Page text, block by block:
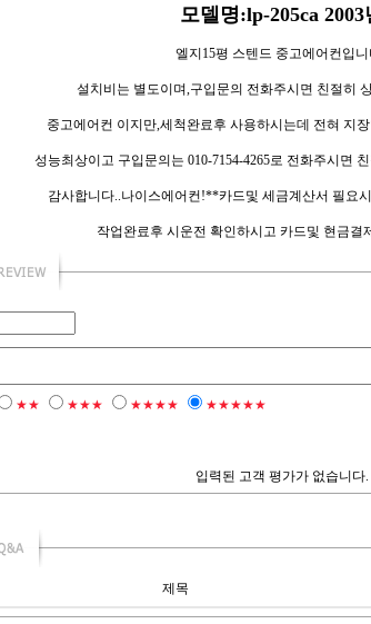
모델명:lp-205ca 2003
엘지15평 스텐드 중고에어컨입니
설치비는 별도이며,구입문의 전화주시면 친절히
중고에어컨 이지만,세척완료후 사용하시는데 전혀 지
성능최상이고 구입문의는 010-7154-4265로 전화주시면
감사합니다..나이스에어컨!**카드및 세금계산서 필요
작업완료후 시운전 확인하시고 카드및 현금결
★★ ★★★ ★★★★ ★★★★★
입력된 고객 평가가 없습니다.
제목